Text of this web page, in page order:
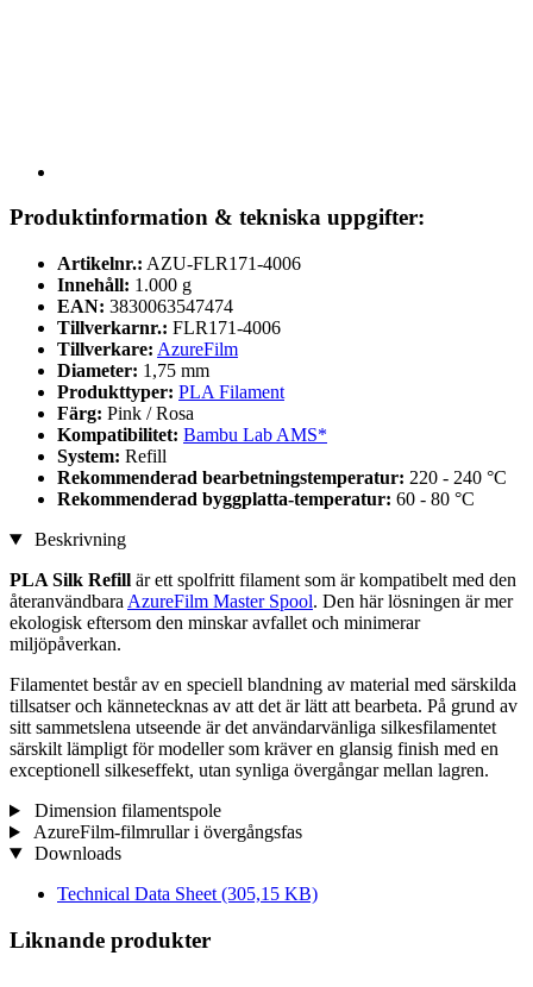
Produktinformation & tekniska uppgifter:
Artikelnr.: AZU-FLR171-4006
Innehåll: 1.000 g
EAN: 3830063547474
Tillverkarnr.: FLR171-4006
Tillverkare: AzureFilm
Diameter: 1,75 mm
Produkttyper: PLA Filament
Färg: Pink / Rosa
Kompatibilitet: Bambu Lab AMS*
System: Refill
Rekommenderad bearbetningstemperatur: 220 - 240 °C
Rekommenderad byggplatta-temperatur: 60 - 80 °C
Beskrivning
PLA Silk Refill är ett spolfritt filament som är kompatibelt med den
återanvändbara AzureFilm Master Spool. Den här lösningen är mer
ekologisk eftersom den minskar avfallet och minimerar
miljöpåverkan.
Filamentet består av en speciell blandning av material med särskilda
tillsatser och kännetecknas av att det är lätt att bearbeta. På grund av
sitt sammetslena utseende är det användarvänliga silkesfilamentet
särskilt lämpligt för modeller som kräver en glansig finish med en
exceptionell silkeseffekt, utan synliga övergångar mellan lagren.
Dimension filamentspole
AzureFilm-filmrullar i övergångsfas
Downloads
Technical Data Sheet (305,15 KB)
Liknande produkter